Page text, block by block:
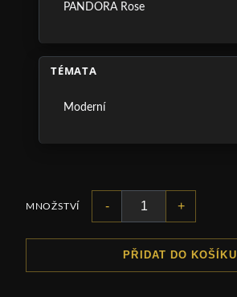
PANDORA Rose
TÉMATA
Moderní
MNOŽSTVÍ - +
PŘIDAT DO KOŠÍKU